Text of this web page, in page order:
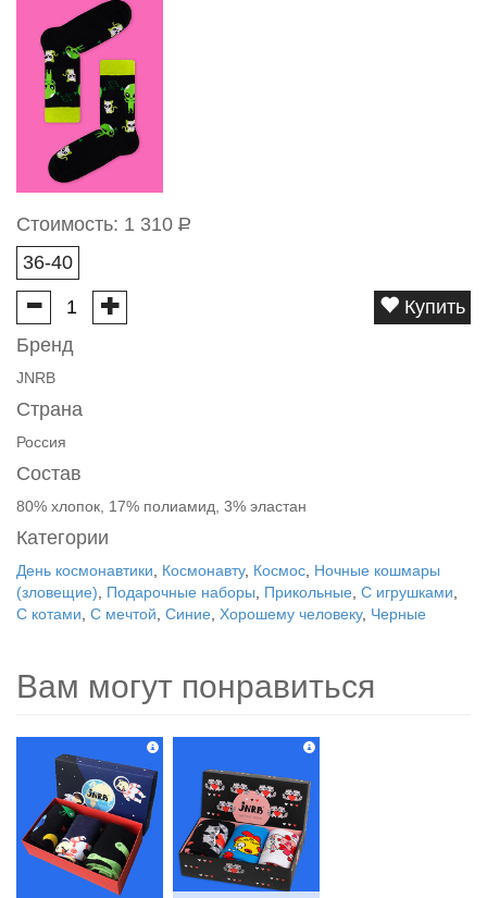
Стоимость: 1 310 Р
36-40
Купить
Бренд
JNRB
Страна
Россия
Состав
80% хлопок, 17% полиамид, 3% эластан
Категории
День космонавтики Космонавту, Космос Ночные кошмары
(зловещие)
Подарочные наборы Прикольные С игрушками
С котами С мечтой Синие Хорошему человеку, Черные
Вам могут понравиться